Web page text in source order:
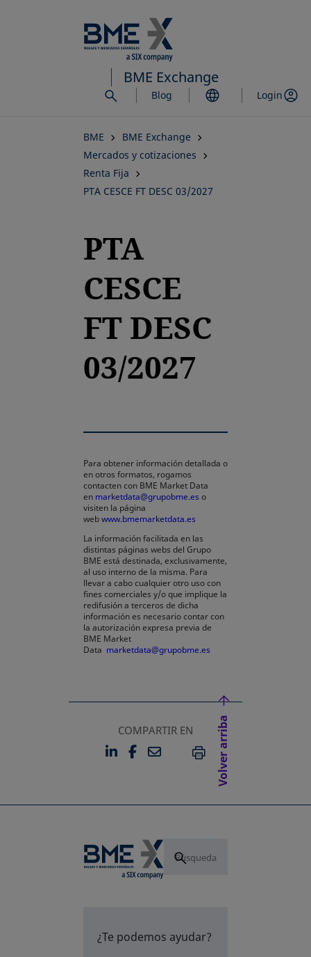
al
contenido
principal
BME Exchange
Blog Login
BME
BME Exchange
Mercados y cotizaciones
Renta Fija
PTA CESCE FT DESC 03/2027
PTA
CESCE
FT DESC
03/2027
Para obtener información detallada o
en otros formatos, rogamos
contacten con BME Market Data
en marketdata@grupobme.es o
visiten la página
webwww.bmemarketdata.es
La información facilitada en las
distintas páginas webs del Grupo
BME está destinada, exclusivamente,
al uso interno de la misma. Para
llevar a cabo cualquier otro uso con
fines comerciales y/o que implique la
redifusión a terceros de dicha
información es necesario contar con
la autorización expresa previa de
BME Market
Data marketdata@grupobme.es
COMPARTIR EN
LINKEDIN
SE ABRE EN UNA PESTAÑA
FACEBOOK
SE ABRE EN UNA
EMAILIMPRIMIR
Volver arriba
¿Te podemos ayudar?